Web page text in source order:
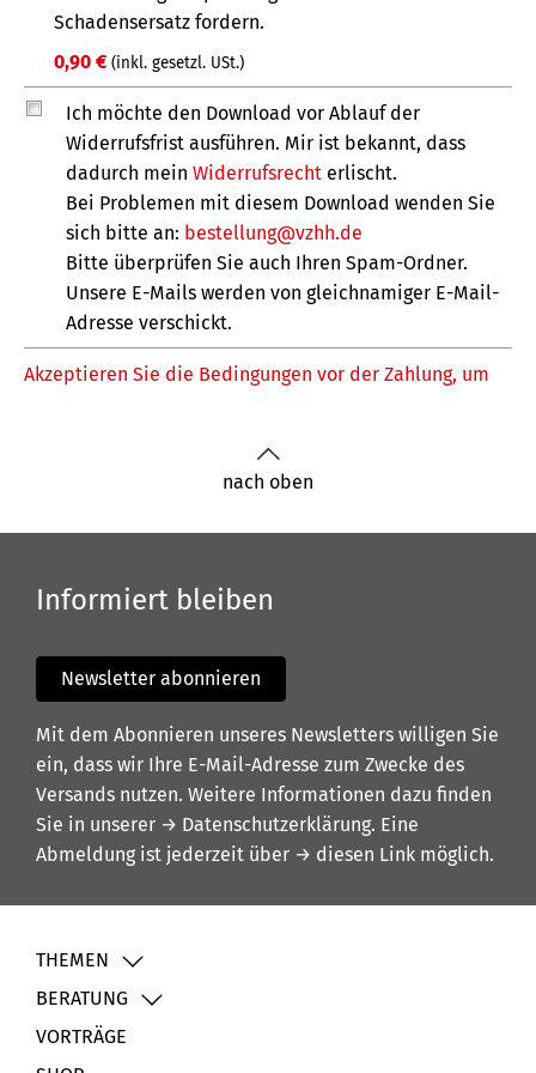
nach oben
Informiert bleiben
Newsletter abonnieren
Mit dem Abonnieren unseres Newsletters willigen Sie
ein, dass wir Ihre E-Mail-Adresse zum Zwecke des
Versands nutzen. Weitere Informationen dazu finden
Sie in unserer → Datenschutzerklärung. Eine
Abmeldung ist jederzeit über → diesen Link möglich.
THEMEN
BERATUNG
VORTRÄGE